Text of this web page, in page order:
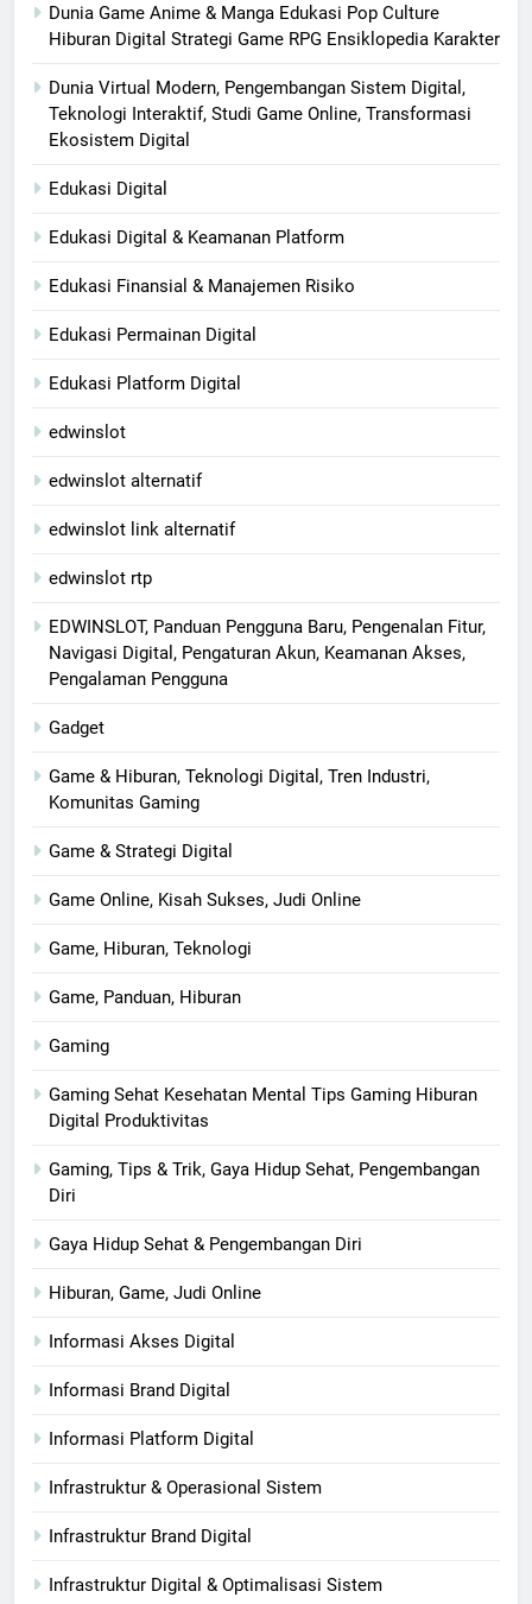
Dunia Game Anime & Manga Edukasi Pop Culture
Hiburan Digital Strategi Game RPG Ensiklopedia Karakter
Dunia Virtual Modern, Pengembangan Sistem Digital,
Teknologi Interaktif, Studi Game Online, Transformasi
Ekosistem Digital
Edukasi Digital
Edukasi Digital & Keamanan Platform
Edukasi Finansial & Manajemen Risiko
Edukasi Permainan Digital
Edukasi Platform Digital
edwinslot
edwinslot alternatif
edwinslot link alternatif
edwinslot rtp
EDWINSLOT, Panduan Pengguna Baru, Pengenalan Fitur,
Navigasi Digital, Pengaturan Akun, Keamanan Akses,
Pengalaman Pengguna
Gadget
Game & Hiburan, Teknologi Digital, Tren Industri,
Komunitas Gaming
Game & Strategi Digital
Game Online, Kisah Sukses, Judi Online
Game, Hiburan, Teknologi
Game, Panduan, Hiburan
Gaming
Gaming Sehat Kesehatan Mental Tips Gaming Hiburan
Digital Produktivitas
Gaming, Tips & Trik, Gaya Hidup Sehat, Pengembangan
Diri
Gaya Hidup Sehat & Pengembangan Diri
Hiburan, Game, Judi Online
Informasi Akses Digital
Informasi Brand Digital
Informasi Platform Digital
Infrastruktur & Operasional Sistem
Infrastruktur Brand Digital
Infrastruktur Digital & Optimalisasi Sistem